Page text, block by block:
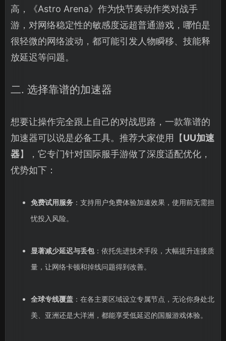
高，《Astro Arena》作为快节奏动作类对战手
游，对网络稳定性的敏感度远超普通游戏，哪怕是
很轻微的网络波动，都可能引发人物瞬移、技能释
放延迟等问题。
二. 选择靠谱的加速器
想要让操作完全跟上自己的对战思路，一款靠谱的
加速器可以说是必备工具。推荐大家使用【UU加速
器】，它专门针对国际服手游做了深度适配优化，
优势如下：
免费试用服务：支持用户免费体验加速效果，使用前无需担
忧投入风险。
显著减少延迟与丢包：依托先进技术手段，大幅提升连接质
量，让网络卡顿和掉线问题得到改善。
全球专线覆盖：在各主要区域设立专属节点，无论你身处北
美、亚洲还是大洋洲，都能享受低延迟的国服游戏体验。